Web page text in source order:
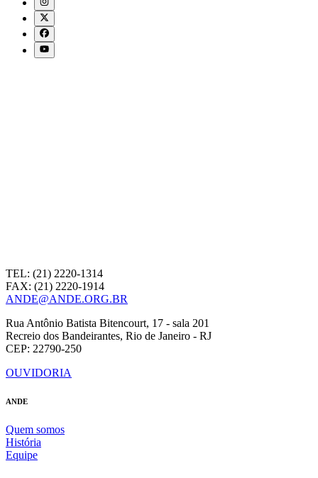
TEL: (21) 2220-1314
FAX: (21) 2220-1914
ANDE@ANDE.ORG.BR
Rua Antônio Batista Bitencourt, 17 - sala 201
Recreio dos Bandeirantes, Rio de Janeiro - RJ
CEP: 22790-250
OUVIDORIA
ANDE
Quem somos
História
Equipe